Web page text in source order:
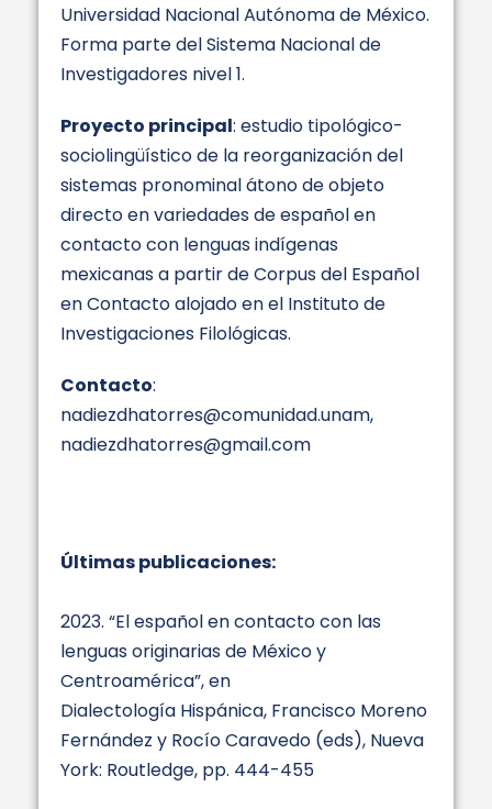
Universidad Nacional Autónoma de México.
Forma parte del Sistema Nacional de
Investigadores nivel 1.
Proyecto principal: estudio tipológico-
sociolingüístico de la reorganización del
sistemas pronominal átono de objeto
directo en variedades de español en
contacto con lenguas indígenas
mexicanas a partir de Corpus del Español
en Contacto alojado en el Instituto de
Investigaciones Filológicas.
Contacto:
nadiezdhatorres@comunidad.unam,
nadiezdhatorres@gmail.com
Últimas publicaciones:
2023. “El español en contacto con las
lenguas originarias de México y
Centroamérica”, en
Dialectología Hispánica, Francisco Moreno
Fernández y Rocío Caravedo (eds), Nueva
York: Routledge, pp. 444-455